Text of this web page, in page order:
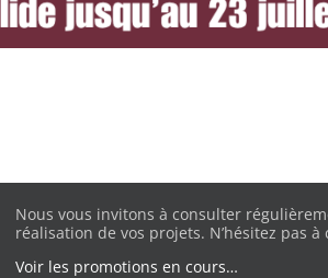
Nous vous invitons à consulter
réalisation de vos projets. N’hésitez pas
Voir les promotions en cours…